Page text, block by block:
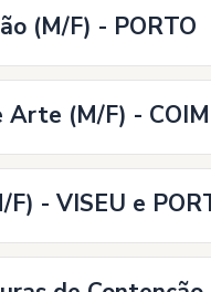
(M/F) - PORTO
Arte (M/F) -
- VISEU e